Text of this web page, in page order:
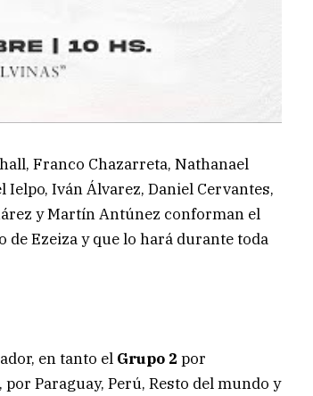
Franco Chazarreta, Nathanael
Ielpo, Iván Álvarez, Daniel Cervantes,
y Martín Antúnez conforman el
Ezeiza y que lo hará durante toda
en tanto el Grupo 2 por
, por Paraguay, Perú, Resto del mundo y